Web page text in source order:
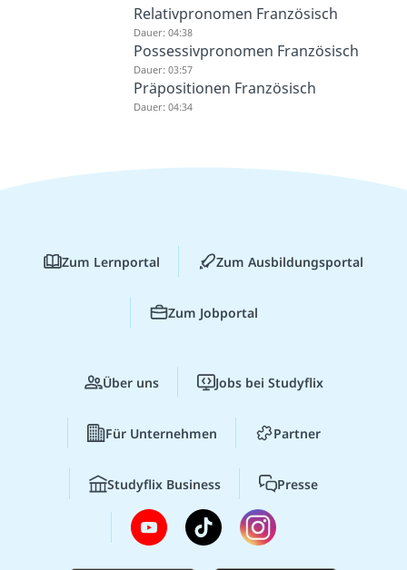
Relativpronomen Französisch
Dauer: 04:38
Possessivpronomen Französisch
Dauer: 03:57
Präpositionen Französisch
Dauer: 04:34
Zum Lernportal Zum Ausbildungsportal
Zum Jobportal
Über uns Jobs bei Studyflix
Für Unternehmen Partner
Studyflix Business Presse